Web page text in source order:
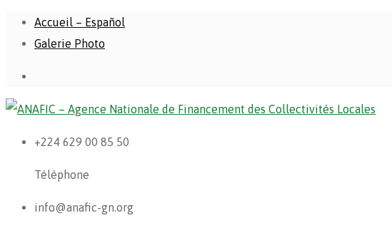
Accueil – Español
Galerie Photo
+224 629 00 85 50
Téléphone
info@anafic-gn.org